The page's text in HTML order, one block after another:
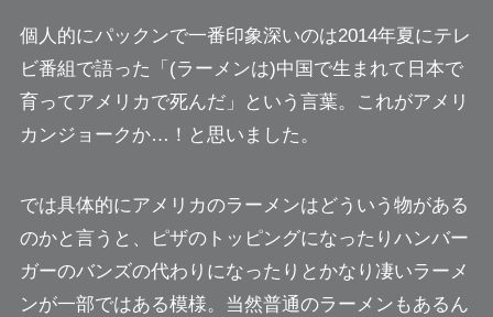
個人的にパックンで一番印象深いのは2014年夏にテレ
ビ番組で語った
「(ラーメンは)中国で生まれて日本で
育ってアメリカで死んだ」
という言葉。これがアメリ
カンジョークか…！と思いました。
では具体的にアメリカのラーメンはどういう物がある
のかと言うと、ピザのトッピングになったりハンバー
ガーのバンズの代わりになったりとかなり凄いラーメ
ンが一部ではある模様。当然普通のラーメンもあるん